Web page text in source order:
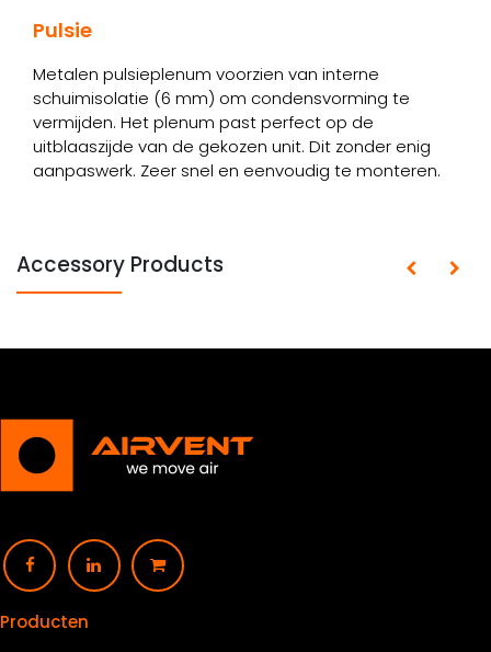
Pulsie
Metalen pulsieplenum voorzien van interne
schuimisolatie (6 mm) om condensvorming te
vermijden. Het plenum past perfect op de
uitblaaszijde van de gekozen unit. Dit zonder enig
aanpaswerk. Zeer snel en eenvoudig te monteren.
Accessory Products
Producten